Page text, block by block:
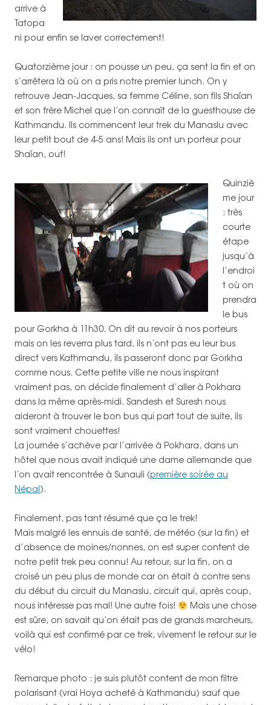
arrive à
Tatopa
ni pour enfin se laver correctement!
Quatorzième jour : on pousse un peu, ça sent la fin et on
s’arrêtera là où on a pris notre premier lunch. On y
retrouve Jean-Jacques, sa femme Céline, son fils Shaïan
et son frère Michel que l’on connaît de la guesthouse de
Kathmandu. Ils commencent leur trek du Manaslu avec
leur petit bout de 4-5 ans! Mais ils ont un porteur pour
Shaïan, ouf!
Quinziè
me jour
: très
courte
étape
jusqu’à
l’endroi
t où on
prendra
le bus
pour Gorkha à 11h30. On dit au revoir à nos porteurs
mais on les reverra plus tard, ils n’ont pas eu leur bus
direct vers Kathmandu, ils passeront donc par Gorkha
comme nous. Cette petite ville ne nous inspirant
vraiment pas, on décide finalement d’aller à Pokhara
dans la même après-midi. Sandesh et Suresh nous
aideront à trouver le bon bus qui part tout de suite, ils
sont vraiment chouettes!
La journée s’achève par l’arrivée à Pokhara, dans un
hôtel que nous avait indiqué une dame allemande que
l’on avait rencontrée à Sunauli (première soirée au
Népal).
Finalement, pas tant résumé que ça le trek!
Mais malgré les ennuis de santé, de météo (sur la fin) et
d’absence de moines/nonnes, on est super content de
notre petit trek peu connu! Au retour, sur la fin, on a
croisé un peu plus de monde car on était à contre sens
du début du circuit du Manaslu, circuit qui, après coup,
nous intéresse pas mal! Une autre fois!
Mais une chose
est sûre, on savait qu’on était pas de grands marcheurs,
voilà qui est confirmé par ce trek, vivement le retour sur le
vélo!
Remarque photo : je suis plutôt content de mon filtre
polarisant (vrai Hoya acheté à Kathmandu) sauf que